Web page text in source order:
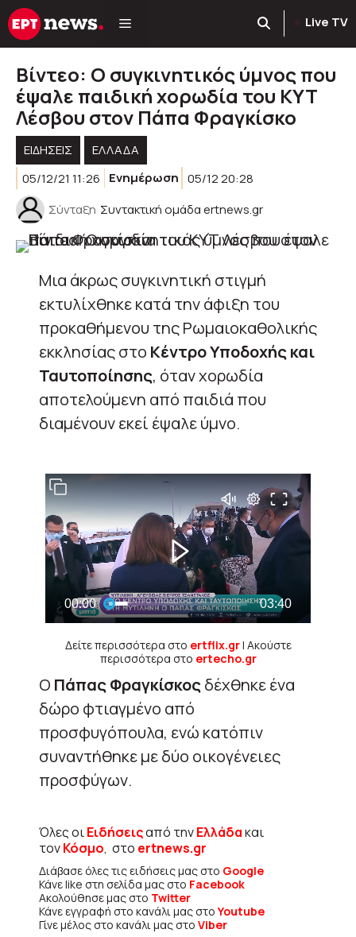
Μετάβαση
σε
Live TV
Βίντεο: Ο συγκινητικός ύμνος που
έψαλε παιδική χορωδία του ΚΥΤ
Λέσβου στον Πάπα Φραγκίσκο
ΕΙΔΗΣΕΙΣ
ΕΛΛΑΔΑ
05/12/21 11:26
Ενημέρωση 05/12 20:28
Σύνταξη Συντακτική ομάδα ertnews.gr
Μια άκρως συγκινητική στιγμή
εκτυλίχθηκε κατά την άφιξη του
προκαθήμενου της Ρωμαιοκαθολικής
εκκλησίας στο Κέντρο Υποδοχής και
Ταυτοποίησης, όταν χορωδία
αποτελούμενη από παιδιά που
διαμένουν εκεί έψαλε ύμνο.
Δείτε περισσότερα στο ertflix.gr| Ακούστε
περισσότερα στο ertecho.gr
Ο Πάπας Φραγκίσκοςδέχθηκε ένα
δώρο φτιαγμένο από
προσφυγόπουλα, ενώ κατόπιν
συναντήθηκε με δύο οικογένειες
προσφύγων.
Όλες οιΕιδήσειςαπό τηνΕλλάδακαι
τονΚόσμο, στο ertnews.gr
Διάβασε όλες τις ειδήσεις μας στο Google
Κάνε like στη σελίδα μας στο Facebook
Ακολούθησε μας στο Twitter
Κάνε εγγραφή στο κανάλι μας στοYoutube
Γίνε μέλος στο κανάλι μας στο Viber